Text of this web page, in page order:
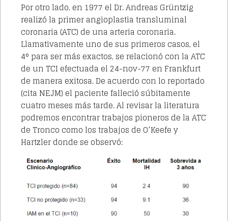
Por otro lado, en 1977 el Dr. Andreas Grüntzig
realizó la primer angioplastia transluminal
coronaria (ATC) de una arteria coronaria.
Llamativamente uno de sus primeros casos, el
4° para ser más exactos, se relacionó con la ATC
de un TCI efectuada el 24-nov-77 en Frankfurt
de manera exitosa. De acuerdo con lo reportado
(cita NEJM) el paciente falleció súbitamente
cuatro meses más tarde.Al revisar la literatura
podremos encontrar trabajos pioneros de la ATC
de Tronco como los trabajos de O’Keefe y
Hartzlerdonde se observó: